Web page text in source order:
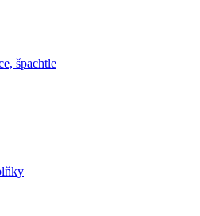
špachtle